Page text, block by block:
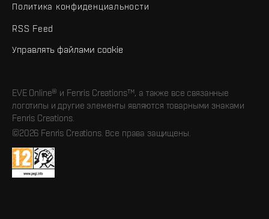
Политика конфиденциальности
RSS Feed
Управлять файлами cookie
EVE Online® и Fenris Creations™, а также все связанные
логотипы и другие элементы являются товарными знаками
Fenris Creations.
©2026 Fenris Creations. Все права защищены.